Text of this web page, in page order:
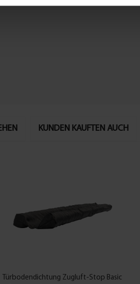
KUNDEN KAUFTEN AUCH
Türbodendichtung Zugluft-Stop Basic